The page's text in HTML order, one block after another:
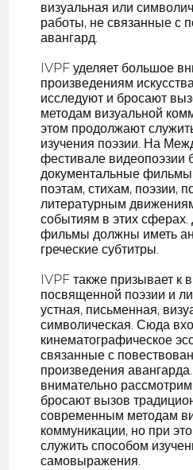
визуальная или
работы, не связанные с
авангард.
IVPF уделяет большое
произведениям
исследуют и бросают
методам визуальной
этом продолжают
изучения поэзии. На
фестивале видеопоэзии
документальные
поэтам, стихам, поэзии,
литературным
событиям в этих
фильмы должны иметь
греческие субтитры.
IVPF также призывает к
посвященной поэзии и
устная, письменная,
символическая. Сюда
кинематографическое
связанные с
произведения
внимательно
бросают вызов
современным методам
коммуникации, но при
служить способом
самовыражения.